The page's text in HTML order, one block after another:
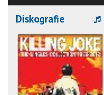
Diskografie